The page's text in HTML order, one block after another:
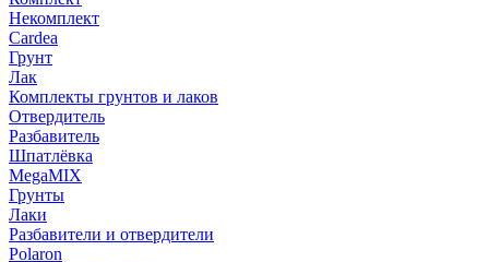
Некомплект
Cardea
Грунт
Лак
Комплекты грунтов и лаков
Отвердитель
Разбавитель
Шпатлёвка
MegaMIX
Грунты
Лаки
Разбавители и отвердители
Polaron